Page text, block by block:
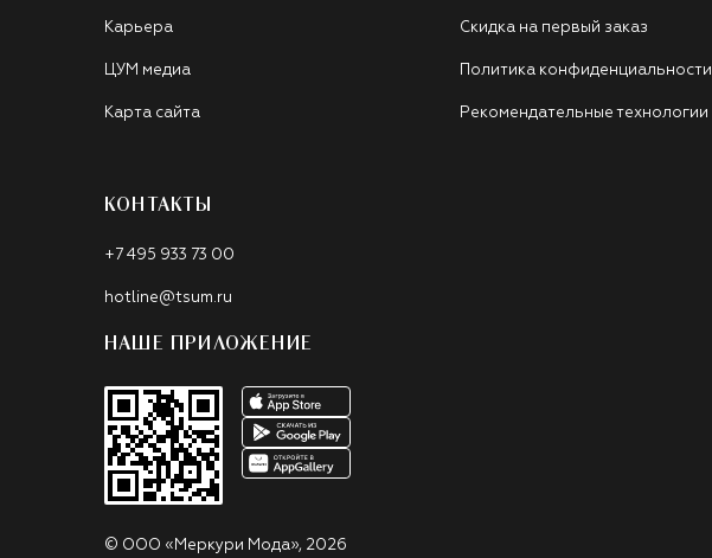
Карьера
ЦУМ медиа
Карта сайта
Скидка на первый заказ
Политика конфиденциальности
Рекомендательные технологии
КОНТАКТЫ
+7 495 933 73 00
hotline@tsum.ru
НАШЕ ПРИЛОЖЕНИЕ
© ООО «Меркури Мода», 2026